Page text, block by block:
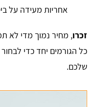
אחריות מעידה על
זכרו, מחיר נמוך מדי לא
כל הגורמים יחד כדי
שלכם.